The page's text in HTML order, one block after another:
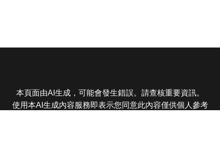
本頁面由AI生成，可能會發生錯誤。請查核重要資訊。
使用本AI生成內容服務即表示您同意此內容僅供個人參考